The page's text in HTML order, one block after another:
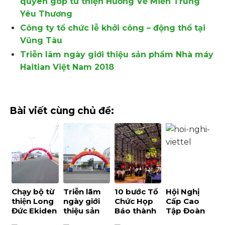
Yêu Thương
Công ty tổ chức lễ khởi công – động thổ tại
Vũng Tàu
Triễn lãm ngày giới thiệu sản phẩm Nhà máy
Haitian Việt Nam 2018
Bài viết cùng chủ đề:
Chạy bộ từ
thiện Long
Đức Ekiden
Triễn lãm
ngày giới
thiệu sản
10 bước Tổ
Chức Họp
Báo thành
Hội Nghị
Cấp Cao
Tập Đoàn